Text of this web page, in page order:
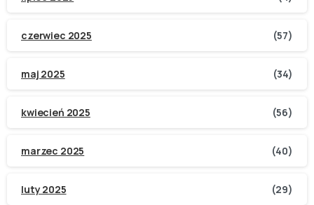
czerwiec 2025 (57)
maj 2025 (34)
kwiecień 2025 (56)
marzec 2025 (40)
luty 2025 (29)